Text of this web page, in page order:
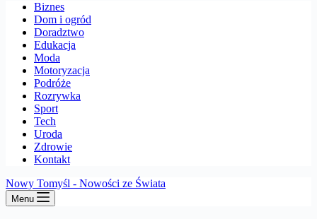
Biznes
Dom i ogród
Doradztwo
Edukacja
Moda
Motoryzacja
Podróże
Rozrywka
Sport
Tech
Uroda
Zdrowie
Kontakt
Nowy Tomyśl - Nowości ze Świata
Menu